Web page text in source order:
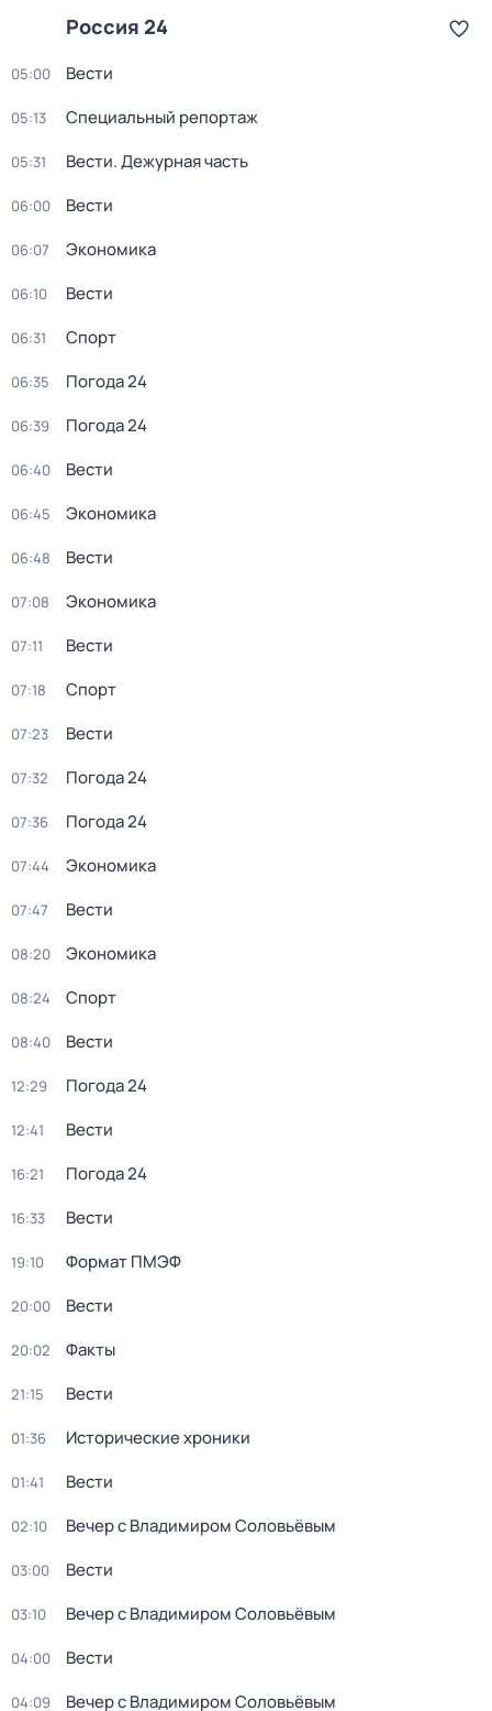
Россия 24
05:00 Вести
05:13 Специальный репортаж
05:31 Вести. Дежурная часть
06:00 Вести
06:07 Экономика
06:10 Вести
06:31 Спорт
06:35 Погода 24
06:39 Погода 24
06:40 Вести
06:45 Экономика
06:48 Вести
07:08 Экономика
07:11 Вести
07:18 Спорт
07:23 Вести
07:32 Погода 24
07:36 Погода 24
07:44 Экономика
07:47 Вести
08:20 Экономика
08:24 Спорт
08:40 Вести
12:29 Погода 24
12:41 Вести
16:21 Погода 24
16:33 Вести
19:10 Формат ПМЭФ
20:00 Вести
20:02 Факты
21:15 Вести
01:36 Исторические хроники
01:41 Вести
02:10 Вечер с Владимиром Соловьёвым
03:00 Вести
03:10 Вечер с Владимиром Соловьёвым
04:00 Вести
04:09 Вечер с Владимиром Соловьёвым